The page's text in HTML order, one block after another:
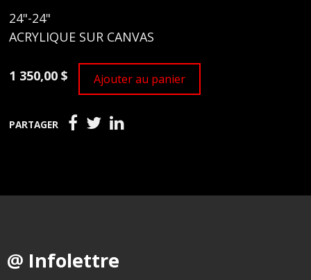
24"-24"
ACRYLIQUE SUR CANVAS
1 350,00 $ Ajouter au panier
PARTAGER
@ Infolettre